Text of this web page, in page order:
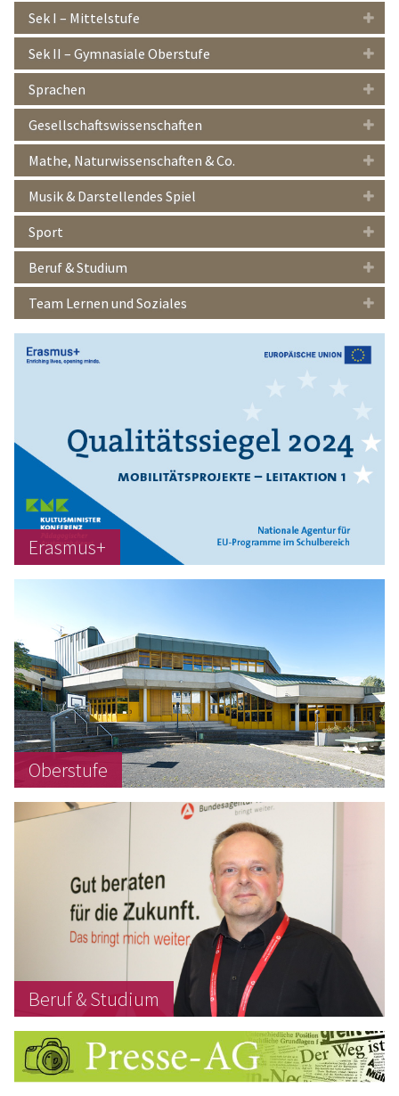
Sek I – Mittelstufe
Sek II – Gymnasiale Oberstufe
Sprachen
Gesellschaftswissenschaften
Mathe, Naturwissenschaften & Co.
Musik & Darstellendes Spiel
Sport
Beruf & Studium
Team Lernen und Soziales
Erasmus+
Oberstufe
Beruf & Studium